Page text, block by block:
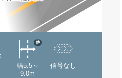
幅5.5～
9.0m
他
信号なし